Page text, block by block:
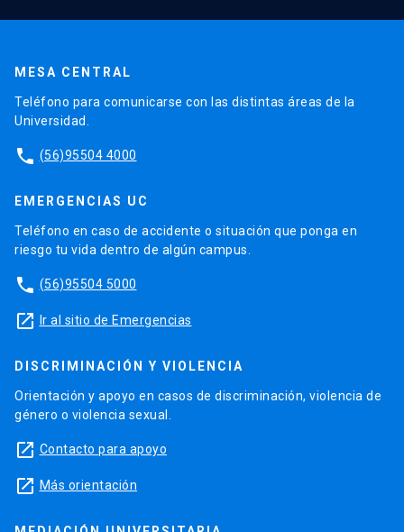
MESA CENTRAL
Teléfono para comunicarse con las distintas áreas de la
Universidad.
phone (56)95504 4000
EMERGENCIAS UC
Teléfono en caso de accidente o situación que ponga en
riesgo tu vida dentro de algún campus.
phone (56)95504 5000
launch Ir al sitio de Emergencias
DISCRIMINACIÓN Y VIOLENCIA
Orientación y apoyo en casos de discriminación, violencia de
género o violencia sexual.
launch Contacto para apoyo
launch Más orientación